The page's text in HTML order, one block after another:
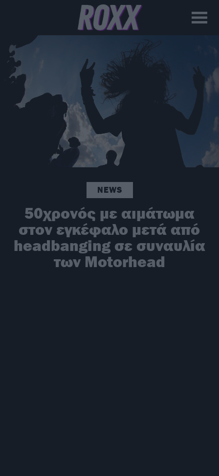
NEWS
50χρονός με αιμάτωμα
στον εγκέφαλο μετά από
headbanging σε συναυλία
των Motorhead